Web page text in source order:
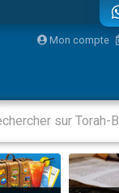
Mon compte
Livres